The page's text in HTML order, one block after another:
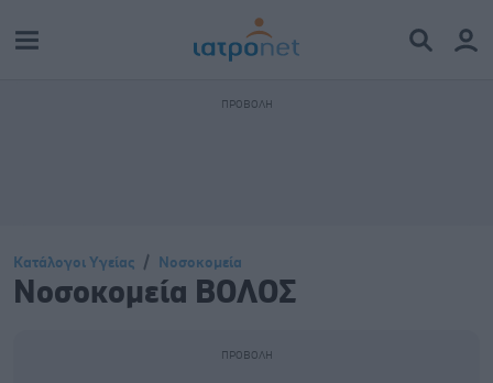
Κατάλογοι Υγείας Νοσοκομεία
Νοσοκομεία ΒΟΛΟΣ